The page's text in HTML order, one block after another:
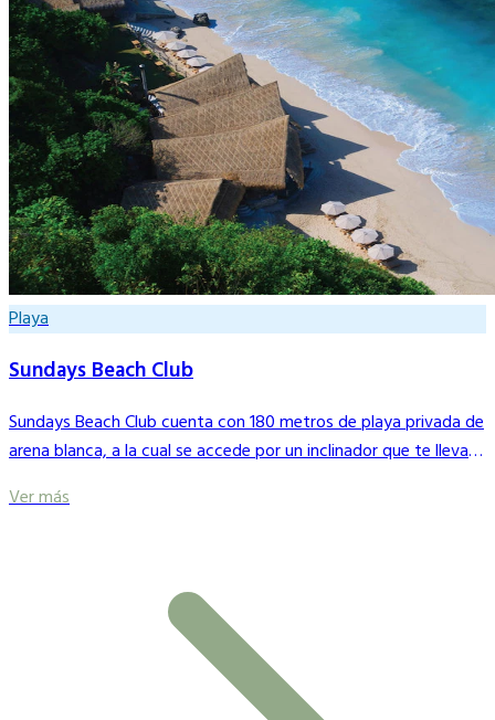
Playa
Sundays Beach Club
Sundays Beach Club cuenta con 180 metros de playa privada de
arena blanca, a la cual se accede por un inclinador que te llevará
Ver más